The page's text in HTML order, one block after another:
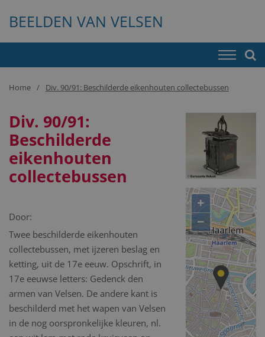
BEELDEN VAN VELSEN
Home Div. 90/91: Beschilderde eikenhouten collectebussen
Div. 90/91:
Beschilderde
eikenhouten
collectebussen
Door:
Twee beschilderde eikenhouten
collectebussen, met ijzeren beslag en
ketting, uit de 17e eeuw. Opschrift, in
17e eeuwse letters: Gedenck den
armen van Velsen. De andere kant is
beschilderd met het wapen van Velsen
in de nog oorspronkelijke kleuren, nl.
+
−